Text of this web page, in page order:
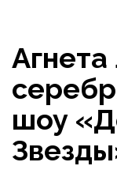
шоу